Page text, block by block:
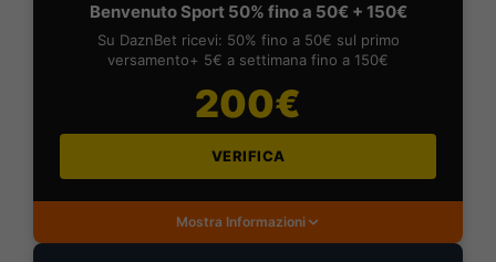
Benvenuto Sport 50% fino a 50€ + 150€
Su DaznBet ricevi: 50% fino a 50€ sul primo
versamento+ 5€ a settimana fino a 150€
200€
VERIFICA
Mostra Informazioni